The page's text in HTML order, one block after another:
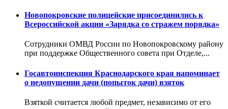
Новопокровские полицейские присоединились к
Всероссийской акции «Зарядка со стражем порядка»
Сотрудники ОМВД России по Новопокровскому району
при поддержке Общественного совета при Отделе,...
Госавтоинспекция Краснодарского края напоминает
о недопущении дачи (попыток дачи) взяток
Взяткой считается любой предмет, независимо от его